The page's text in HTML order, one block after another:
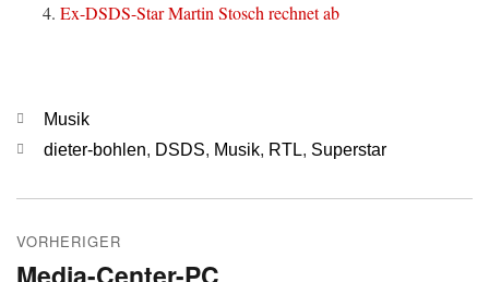
Ex-DSDS-Star Martin Stosch rechnet ab
Kategorien
Musik
Schlagwörter
dieter-bohlen, DSDS, Musik, RTL, Superstar
VORHERIGER
Vorheriger